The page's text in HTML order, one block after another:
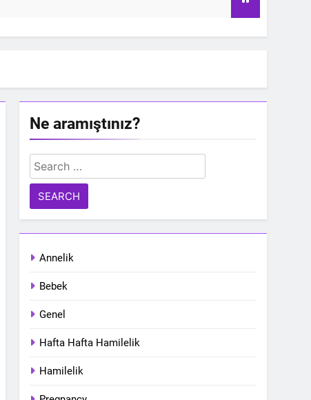
Ne aramıştınız?
Search
for:
Annelik
Bebek
Genel
Hafta Hafta Hamilelik
Hamilelik